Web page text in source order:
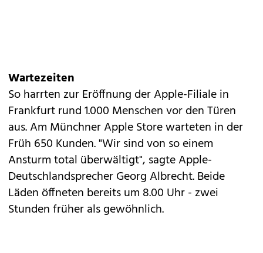
Wartezeiten
So harrten zur Eröffnung der Apple-Filiale in
Frankfurt rund 1.000 Menschen vor den Türen
aus. Am Münchner Apple Store warteten in der
Früh 650 Kunden. "Wir sind von so einem
Ansturm total überwältigt", sagte Apple-
Deutschlandsprecher Georg Albrecht. Beide
Läden öffneten bereits um 8.00 Uhr - zwei
Stunden früher als gewöhnlich.